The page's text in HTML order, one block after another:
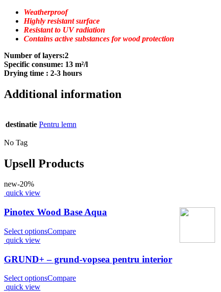
Weatherproof
Highly resistant surface
Resistant to UV radiation
Contains active substances for wood protection
Number of layers:2
Specific consume: 13 m²/l
Drying time : 2-3 hours
Additional information
destinatie Pentru lemn
No Tag
Upsell Products
new-20%
quick view
Pinotex Wood Base Aqua
Select optionsCompare
quick view
GRUND+ – grund-vopsea pentru interior
Select optionsCompare
quick view